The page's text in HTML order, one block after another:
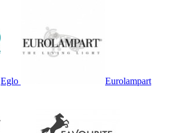
Eglo Eurolampart